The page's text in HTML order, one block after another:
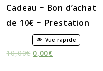
Cadeau ~ Bon d’achat
de 10€ ~ Prestation
Vue rapide
10,00€ 0,00€